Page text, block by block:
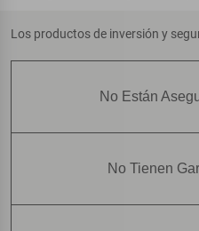
Los productos de inversión y
No Están
No Tienen